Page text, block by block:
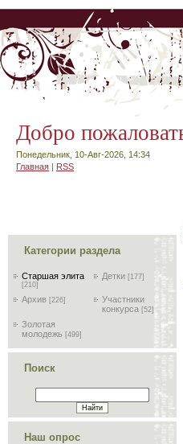
Добро
Понедельник, 10-Авг-2026, 14:34
Главная | RSS
Категории раздела
Старшая элита
[210]
Детки [177]
Архив [226]
Участники
конкурса [52]
Золотая
молодежь [499]
Поиск
Наш опрос